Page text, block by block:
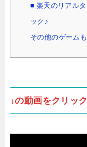
■ 楽天のリアル
ック♪
その他のゲーム
↓の動画をクリッ